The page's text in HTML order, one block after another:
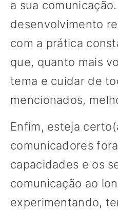
a sua
desenvolvimento
com a prática
que, quanto mais
tema e cuidar de
mencionados,
Enfim, esteja
comunicadores
capacidades e os
comunicação ao
experimentando,